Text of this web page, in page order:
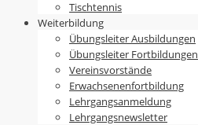
Tischtennis
Weiterbildung
Übungsleiter Ausbildungen
Übungsleiter Fortbildungen
Vereinsvorstände
Erwachsenenfortbildung
Lehrgangsanmeldung
Lehrgangsnewsletter